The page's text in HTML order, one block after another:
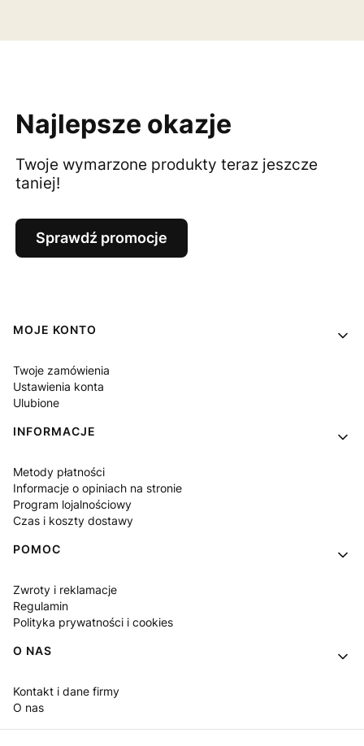
Najlepsze okazje
Twoje wymarzone produkty teraz jeszcze
taniej!
Sprawdź promocje
Linki w stopce
MOJE KONTO
Twoje zamówienia
Ustawienia konta
Ulubione
INFORMACJE
Metody płatności
Informacje o opiniach na stronie
Program lojalnościowy
Czas i koszty dostawy
POMOC
Zwroty i reklamacje
Regulamin
Polityka prywatności i cookies
O NAS
Kontakt i dane firmy
O nas